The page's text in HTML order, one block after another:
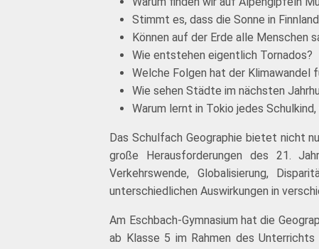
Stimmt es, dass die Sonne in
Können auf der Erde alle Menschen
Wie entstehen eigentlich Tornados?
Welche Folgen hat der Klimawandel
Wie sehen Städte im nächsten
Warum lernt in Tokio jedes
Das Schulfach Geographie bietet nicht
große Herausforderungen des 21.
Verkehrswende, Globalisierung,
unterschiedlichen Auswirkungen in
Am Eschbach-Gymnasium hat die
ab Klasse 5 im Rahmen des